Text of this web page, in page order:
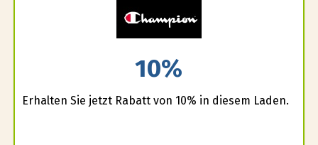
10%
Erhalten Sie jetzt Rabatt von 10% in diesem Laden.